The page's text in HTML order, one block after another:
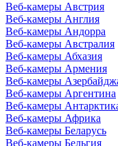
Веб-камеры Австрия
Веб-камеры Англия
Веб-камеры Андорра
Веб-камеры Австралия
Веб-камеры Абхазия
Веб-камеры Армения
Веб-камеры
Веб-камеры Аргентина
Веб-камеры
Веб-камеры Африка
Веб-камеры Беларусь
Веб-камеры Бельгия